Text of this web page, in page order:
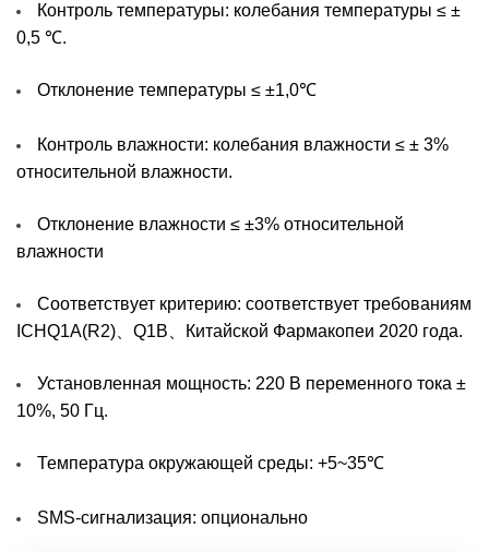
Контроль температуры: колебания температуры ≤ ±
0,5 ℃.
Отклонение температуры ≤ ±1,0℃
Контроль влажности: колебания влажности ≤ ± 3%
относительной влажности.
Отклонение влажности ≤ ±3% относительной
влажности
Соответствует критерию: соответствует требованиям
ICHQ1A(R2)、Q1B、Китайской Фармакопеи 2020 года.
Установленная мощность: 220 В переменного тока ±
10%, 50 Гц.
Температура окружающей среды: +5~35℃
SMS-сигнализация: опционально